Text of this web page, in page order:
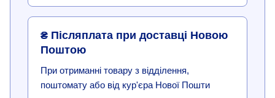
₴ Післяплата при доставці Новою
Поштою
При отриманні товару з відділення,
поштомату або від кур'єра Нової Пошти